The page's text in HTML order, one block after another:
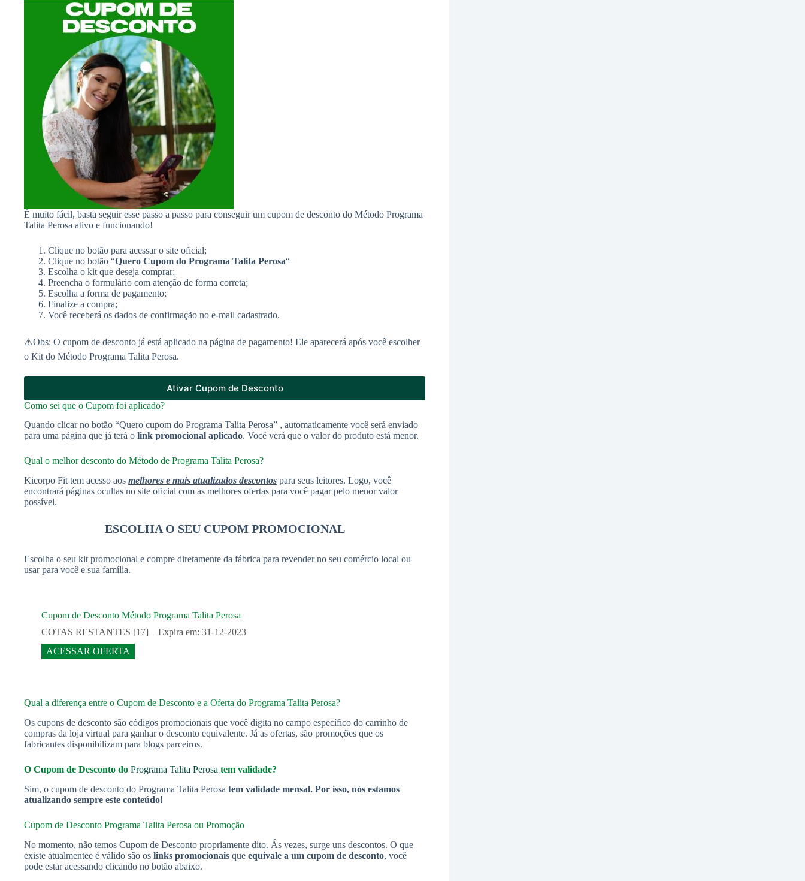
É muito fácil, basta seguir esse passo a passo para conseguir um cupom de desconto do Método Programa
Talita Perosa ativo e funcionando!
Clique no botão para acessar o site oficial;
Clique no botão “Quero Cupom do Programa Talita Perosa“
Escolha o kit que deseja comprar;
Preencha o formulário com atenção de forma correta;
Escolha a forma de pagamento;
Finalize a compra;
Você receberá os dados de confirmação no e-mail cadastrado.
⚠️Obs: O cupom de desconto já está aplicado na página de pagamento! Ele aparecerá após você escolher
o Kit do Método Programa Talita Perosa.
Ativar Cupom de Desconto
Como sei que o Cupom foi aplicado?
Quando clicar no botão “Quero cupom do Programa Talita Perosa” , automaticamente você será enviado
para uma página que já terá o link promocional aplicado. Você verá que o valor do produto está menor.
Qual o melhor desconto do Método de Programa Talita Perosa?
Kicorpo Fit tem acesso aos melhores e mais atualizados descontos para seus leitores. Logo, você
encontrará páginas ocultas no site oficial com as melhores ofertas para você pagar pelo menor valor
possível.
ESCOLHA O SEU CUPOM PROMOCIONAL
Escolha o seu kit promocional e compre diretamente da fábrica para revender no seu comércio local ou
usar para você e sua família.
Cupom de Desconto Método Programa Talita Perosa
COTAS RESTANTES [17] – Expira em: 31-12-2023
ACESSAR OFERTA
Qual a diferença entre o Cupom de Desconto e a Oferta do Programa Talita Perosa?
Os cupons de desconto são códigos promocionais que você digita no campo específico do carrinho de
compras da loja virtual para ganhar o desconto equivalente. Já as ofertas, são promoções que os
fabricantes disponibilizam para blogs parceiros.
O Cupom de Desconto do Programa Talita Perosa tem validade?
Sim, o cupom de desconto do Programa Talita Perosa tem validade mensal. Por isso, nós estamos
atualizando sempre este conteúdo!
Cupom de Desconto Programa Talita Perosa ou Promoção
No momento, não temos Cupom de Desconto propriamente dito. Ás vezes, surge uns descontos. O que
existe atualmentee é válido são os links promocionais que equivale a um cupom de desconto, você
pode estar acessando clicando no botão abaixo.